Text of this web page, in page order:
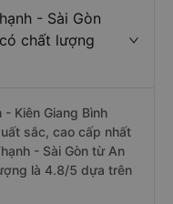
- Sài Gòn
chất lượng
Kiên Giang Bình
sắc, cao cấp nhất
- Sài Gòn từ An
là 4.8/5 dựa trên